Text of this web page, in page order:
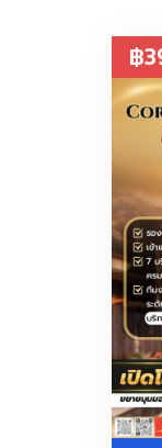
โก
ผลิ
เซร
สินค้
เสื้อ
฿